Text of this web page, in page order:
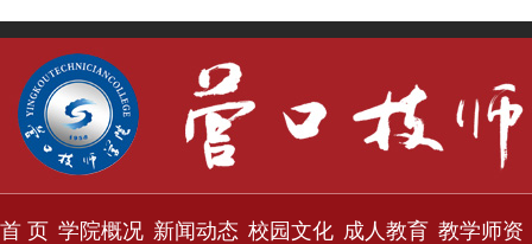
首 页 学院概况 新闻动态 校园文化 成人教育 教学师资